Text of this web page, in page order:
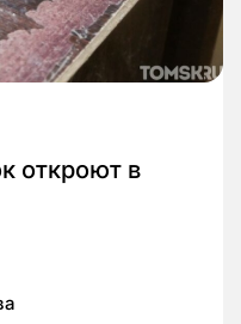
откроют в